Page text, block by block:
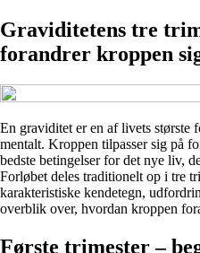
Graviditetens tre
forandrer kroppen
En graviditet er en af livets største
mentalt. Kroppen tilpasser sig på
bedste betingelser for det nye liv,
Forløbet deles traditionelt op i tre
karakteristiske kendetegn,
overblik over, hvordan kroppen
Første trimester –